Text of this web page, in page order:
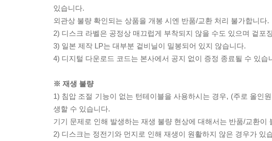
있습니다.
외관상 불량 확인되는 상품을 개봉 시엔 반품/교환 처리 불가합니다.
2) 디스크 라벨은 공정상 매끄럽게 부착되지 않을 수도 있으며 겉포
3) 일본 제작 LP는 대부분 겉비닐이 밀봉되어 있지 않습니다.
4) 디지털 다운로드 코드는 본사에서 공지 없이 증정 종료될 수 있습
※ 재생 불량
1) 침압 조절 기능이 없는 턴테이블을 사용하시는 경우, (주로 올인
생할 수 있습니다.
기기 문제로 인해 발생하는 재생 불량 현상에 대해서는 반품/교환
2) 디스크는 정전기와 먼지로 인해 재생이 원활하지 않은 경우가 있